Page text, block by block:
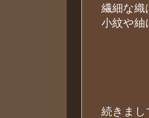
繊細な織
小紋や紬
続きまし